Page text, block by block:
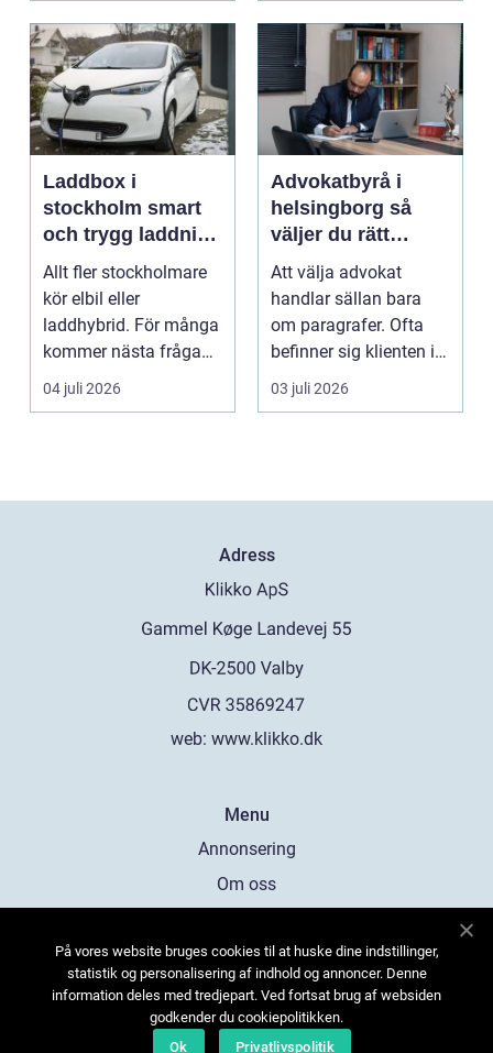
Laddbox i
stockholm smart
och trygg laddning
hemma och på
jobbet
Allt fler stockholmare
kör elbil eller
laddhybrid. För många
kommer nästa fråga
direkt: hur laddar m...
04 juli 2026
Advokatbyrå i
helsingborg så
väljer du rätt
juridiskt stöd
Att välja advokat
handlar sällan bara
om paragrafer. Ofta
befinner sig klienten i
en utsatt situatio...
03 juli 2026
Adress
web: www.klikko.dk
Menu
Annonsering
Om oss
Kontakta oss
Sitemap
På vores website bruges cookies til at huske dine indstillinger,
statistik og personalisering af indhold og annoncer. Denne
information deles med tredjepart. Ved fortsat brug af websiden
godkender du cookiepolitikken.
Ok
Privatlivspolitik